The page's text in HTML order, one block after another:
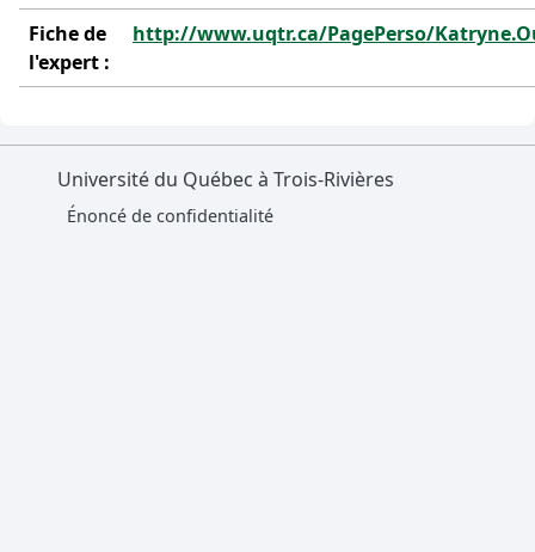
Fiche de
l'expert :
http://www.uqtr.ca/PagePerso/
Université du Québec à Trois-Rivières
Énoncé de confidentialité